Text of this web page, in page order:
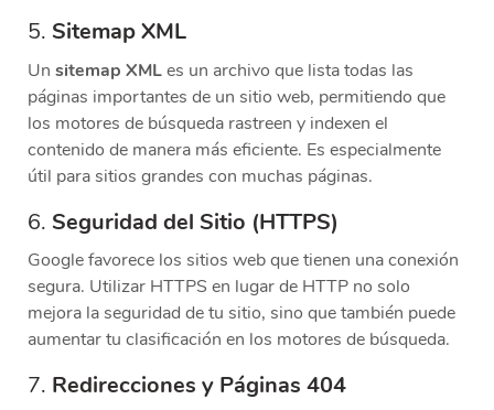
5. Sitemap XML
Un sitemap XMLes un archivo que lista todas las
páginas importantes de un sitio web, permitiendo que
los motores de búsqueda rastreen y indexen el
contenido de manera más eficiente. Es especialmente
útil para sitios grandes con muchas páginas.
6. Seguridad del Sitio (HTTPS)
Google favorece los sitios web que tienen una conexión
segura. Utilizar HTTPS en lugar de HTTP no solo
mejora la seguridad de tu sitio, sino que también puede
aumentar tu clasificación en los motores de búsqueda.
7. Redirecciones y Páginas 404